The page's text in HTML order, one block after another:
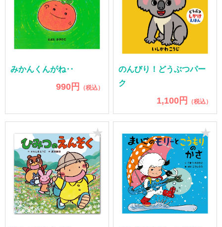
みかんくんがね‥
990円 （税込）
のんびり！どうぶつパー
ク
1,100円 （税込）
★ ★